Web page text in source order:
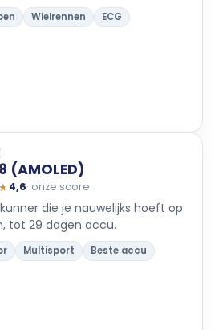
(AMOLED)
4,6· onze score
die je nauwelijks hoeft op
tot 29 dagen accu.
Multisport Beste accu
Wielrennen ECG